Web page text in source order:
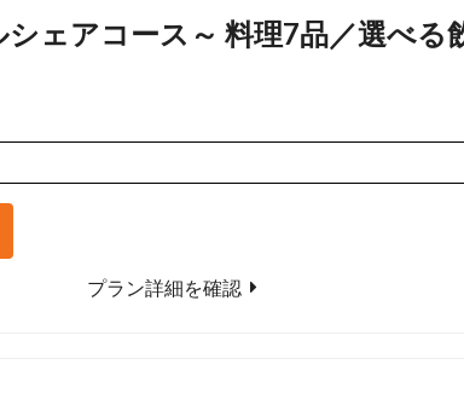
ェアコース～ 料理7品／選べる
プラン詳細を確認